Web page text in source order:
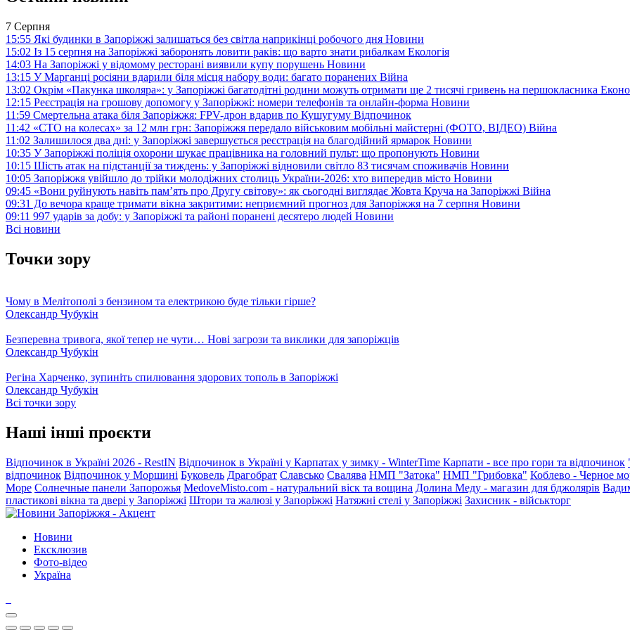
7 Серпня
15:55 Які будинки в Запоріжжі залишаться без світла наприкінці робочого дня Новини
15:02 Із 15 серпня на Запоріжжі заборонять ловити раків: що варто знати рибалкам Екологія
14:03 На Запоріжжі у відомому ресторані виявили купу порушень Новини
13:15 У Марганці росіяни вдарили біля місця набору води: багато поранених Війна
13:02 Окрім «Пакунка школяра»: у Запоріжжі багатодітні родини можуть отримати ще 2 тисячі гривень на першокласника
12:15 Реєстрація на грошову допомогу у Запоріжжі: номери телефонів та онлайн-форма Новини
11:59 Смертельна атака біля Запоріжжя: FPV-дрон вдарив по Кушугуму Відпочинок
11:42 «СТО на колесах» за 12 млн грн: Запоріжжя передало військовим мобільні майстерні (ФОТО, ВІДЕО) Війна
11:02 Залишилося два дні: у Запоріжжі завершується реєстрація на благодійний ярмарок Новини
10:35 У Запоріжжі поліція охорони шукає працівника на головний пульт: що пропонують Новини
10:15 Шість атак на підстанції за тиждень: у Запоріжжі відновили світло 83 тисячам споживачів Новини
10:05 Запоріжжя увійшло до трійки молодіжних столиць України-2026: хто випередив місто Новини
09:45 «Вони руйнують навіть пам’ять про Другу світову»: як сьогодні виглядає Жовта Круча на Запоріжжі Війна
09:31 До вечора краще тримати вікна закритими: неприємний прогноз для Запоріжжя на 7 серпня Новини
09:11 997 ударів за добу: у Запоріжжі та районі поранені десятеро людей Новини
Всі новини
Точки зору
Чому в Мелітополі з бензином та електрикою буде тільки гірше?
Олександр Чубукін
Безперевна тривога, якої тепер не чути… Нові загрози та виклики для запоріжців
Олександр Чубукін
Регіна Харченко, зупиніть спилювання здорових тополь в Запоріжжі
Олександр Чубукін
Всі точки зору
Наші інші проєкти
Відпочинок в Україні 2026 - RestIN Відпочинок в Україні у Карпатах у зимку - WinterTime Карпати - все про гори та відпочинок
відпочинок Відпочинок у Моршині Буковель Драгобрат Славсько Свалява НМП "Затока" НМП "Грибовка" Коблево - Черное
Море Солнечные панели Запорожья MedoveMisto.com - натуральний віск та вощина Долина Меду - магазин для бджолярів
пластикові вікна та двері у Запоріжжі Штори та жалюзі у Запоріжжі Натяжні стелі у Запоріжжі Захисник - військторг
Новини
Ексклюзив
Фото-відео
Україна